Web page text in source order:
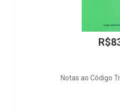
Notas ao Código